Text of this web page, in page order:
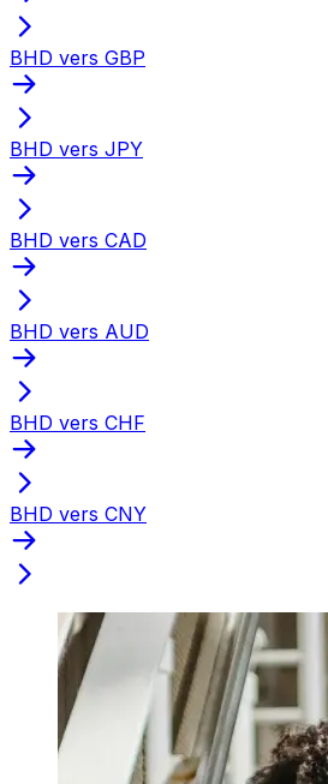
BHD vers GBP
BHD vers JPY
BHD vers CAD
BHD vers AUD
BHD vers CHF
BHD vers CNY